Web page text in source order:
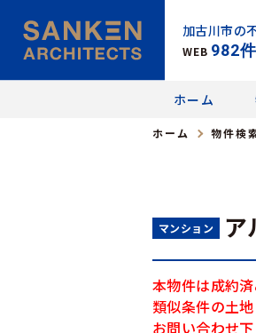
加古川市の
WEB 982件
ホーム
ホーム 物件検
マンション ア
本物件は成約
類似条件の土
お問い合わせ下